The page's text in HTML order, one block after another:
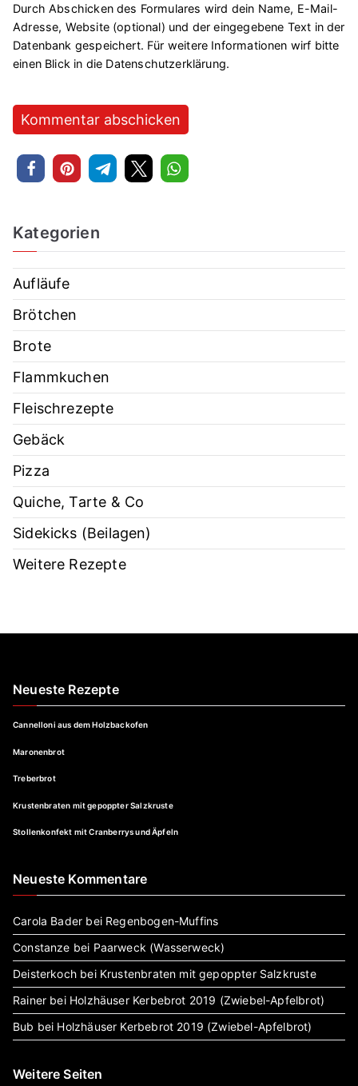
Durch Abschicken des Formulares wird dein Name, E-Mail-
Adresse, Website (optional) und der eingegebene Text in der
Datenbank gespeichert. Für weitere Informationen wirf bitte
einen Blick in die Datenschutzerklärung.
Kategorien
Aufläufe
Brötchen
Brote
Flammkuchen
Fleischrezepte
Gebäck
Pizza
Quiche, Tarte & Co
Sidekicks (Beilagen)
Weitere Rezepte
Neueste Rezepte
Cannelloni aus dem Holzbackofen
Maronenbrot
Treberbrot
Krustenbraten mit gepoppter Salzkruste
Stollenkonfekt mit Cranberrys und Äpfeln
Neueste Kommentare
Carola Bader bei Regenbogen-Muffins
Constanze bei Paarweck (Wasserweck)
Deisterkochbei Krustenbraten mit gepoppter Salzkruste
Rainer bei Holzhäuser Kerbebrot 2019 (Zwiebel-Apfelbrot)
Bub bei Holzhäuser Kerbebrot 2019 (Zwiebel-Apfelbrot)
Weitere Seiten